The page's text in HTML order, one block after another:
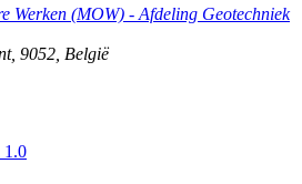
Werken (MOW) - Afdeling Geotechniek
, 9052 België
1.0